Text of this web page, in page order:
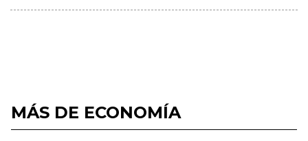
MÁS DE ECONOMÍA